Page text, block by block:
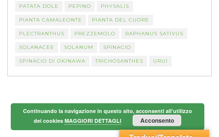
PATATA DOLE PEPINO PHYSALIS
PIANTA CAMALEONTE PIANTA DEL CUORE
PLECTRANTHUS PREZZEMOLO RAPHANUS SATIVUS
SOLANACEE SOLANUM SPINACIO
SPINACIO DI OKINAWA TRICHOSANTHES URUI
Continuando la navigazione in questo sito, acconsenti all'utilizzo
dei cookiesMAGGIORI DETTAGLI Acconsento